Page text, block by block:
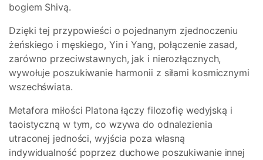
bogiem Shivą.
Dzięki tej przypowieści o pojednanym zjednoczeniu
żeńskiego i męskiego, Yin i Yang, połączenie zasad,
zarówno przeciwstawnych, jak i nierozłącznych,
wywołuje poszukiwanie harmonii z siłami kosmicznymi
wszechświata.
Metafora miłości Platona łączy filozofię wedyjską i
taoistyczną w tym, co wzywa do odnalezienia
utraconej jedności, wyjścia poza własną
indywidualność poprzez duchowe poszukiwanie innej